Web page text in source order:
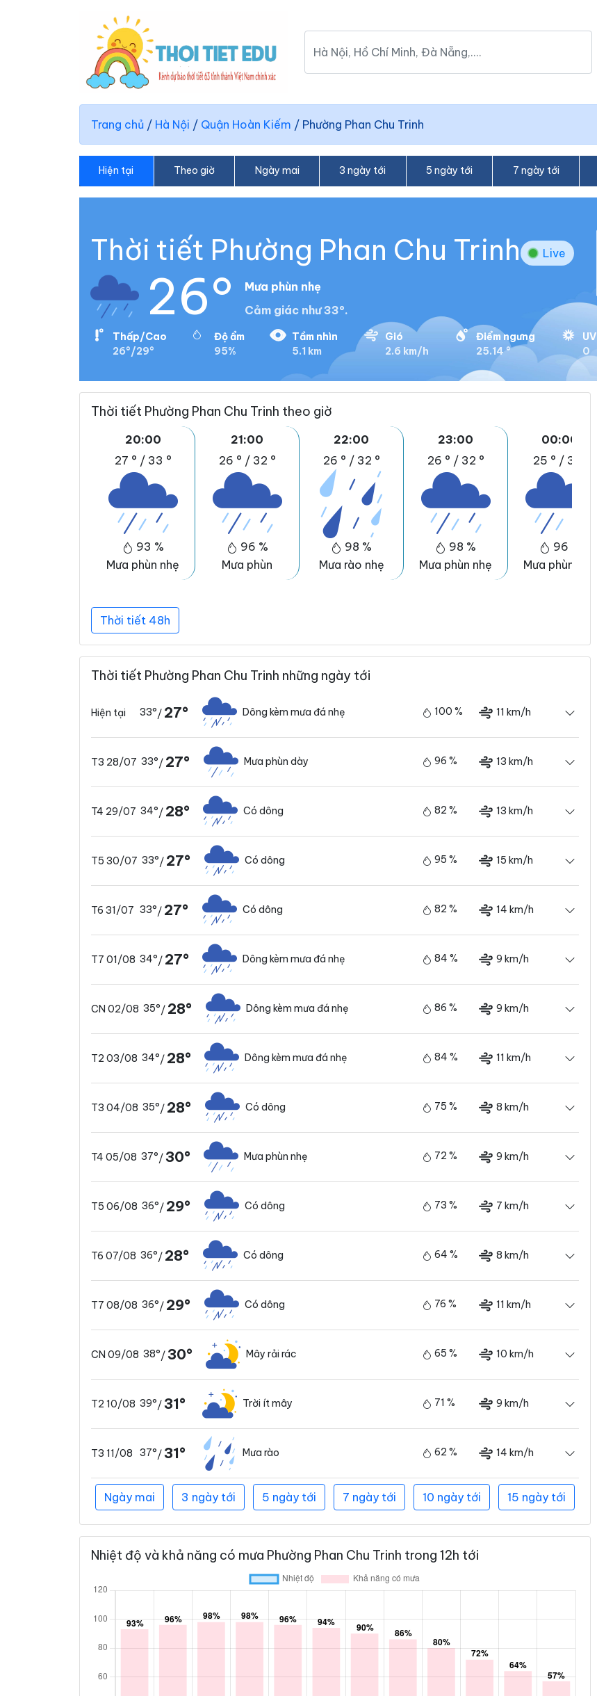
Trang chủ / Hà Nội / Quận Hoàn Kiếm / Phường Phan Chu Trinh
Hiện tại Theo giờ Ngày mai 3 ngày tới 5 ngày tới 7 ngày tới
Thời tiết Phường Phan Chu Trinh Live
26°
Mưa phùn nhẹ
Cảm giác như 33°.
Thấp/Cao
26°/29°
Độ ẩm
95%
Tầm nhìn
5.1 km
Gió
2.6 km/h
Điểm ngưng
25.14 °
UV
0
Thời tiết Phường Phan Chu Trinh theo giờ
20:00
27 ° / 33 °
93 %
Mưa phùn nhẹ
21:00
26 ° / 32 °
96 %
Mưa phùn
22:00
26 ° / 32 °
98 %
Mưa rào nhẹ
23:00
26 ° / 32 °
98 %
Mưa phùn nhẹ
00:00
25 ° / 31 °
96 %
Mưa phùn nhẹ
Thời tiết 48h
Thời tiết Phường Phan Chu Trinh những ngày tới
Hiện tại 33°/ 27° Dông kèm mưa đá nhẹ 100 % 11 km/h
T3 28/07 33°/ 27° Mưa phùn dày 96 % 13 km/h
T4 29/07 34°/ 28° Có dông 82 % 13 km/h
T5 30/07 33°/ 27° Có dông 95 % 15 km/h
T6 31/07 33°/ 27° Có dông 82 % 14 km/h
T7 01/08 34°/ 27° Dông kèm mưa đá nhẹ 84 % 9 km/h
CN 02/08 35°/ 28° Dông kèm mưa đá nhẹ 86 % 9 km/h
T2 03/08 34°/ 28° Dông kèm mưa đá nhẹ 84 % 11 km/h
T3 04/08 35°/ 28° Có dông 75 % 8 km/h
T4 05/08 37°/30° Mưa phùn nhẹ 72 % 9 km/h
T5 06/08 36°/ 29° Có dông 73 % 7 km/h
T6 07/08 36°/ 28° Có dông 64 % 8 km/h
T7 08/08 36°/ 29° Có dông 76 % 11 km/h
CN 09/08 38°/30° Mây rải rác 65 % 10 km/h
T2 10/08 39°/31° Trời ít mây 71 % 9 km/h
T3 11/08 37°/31° Mưa rào 62 % 14 km/h
Ngày mai 3 ngày tới 5 ngày tới 7 ngày tới 10 ngày tới 15 ngày tới
Nhiệt độ và khả năng có mưa Phường Phan Chu Trinh trong 12h tới